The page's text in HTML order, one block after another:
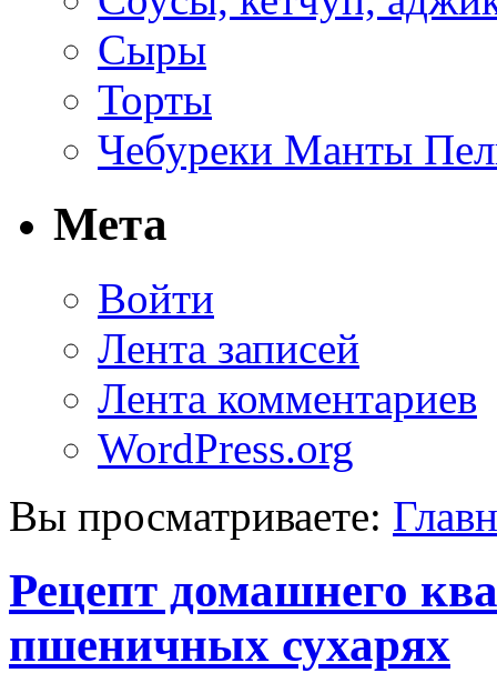
Сыры
Торты
Чебуреки Манты
Мета
Войти
Лента записей
Лента комментариев
WordPress.org
Вы просматриваете:
Рецепт домашнего
пшеничных сухарях